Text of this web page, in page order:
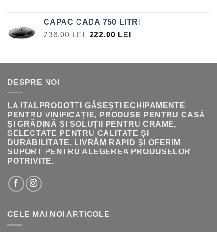
FOST:
396.00 LEI.
308.00 LEI.
CAPAC CADA 750 LITRI
236.00LEI PREȚUL
FOST:
222.00 LEI PREȚUL
222.00 LEI.
DESPRE NOI
LA ITALPRODOTTI GĂSEȘTI ECHIPAMENTE
PENTRU VINIFICAȚIE, PRODUSE PENTRU CASĂ
ȘI GRĂDINĂ ȘI SOLUȚII PENTRU CRAME,
SELECTATE PENTRU CALITATE ȘI
DURABILITATE. LIVRĂM RAPID ȘI OFERIM
SUPORT PENTRU ALEGEREA PRODUSELOR
POTRIVITE.
CELE MAI NOI ARTICOLE